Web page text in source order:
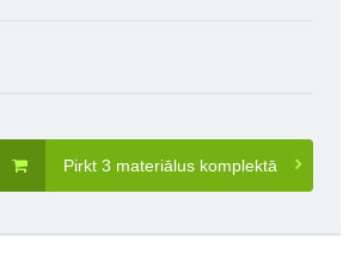
Pirkt 3 materiālus komplektā